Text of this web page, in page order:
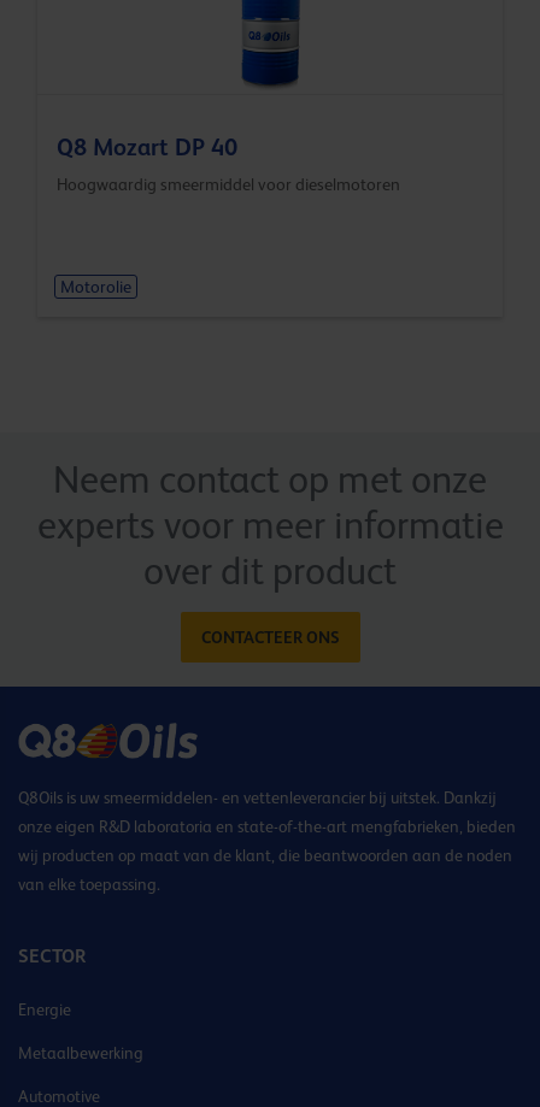
Q8 Mozart DP 40
Hoogwaardig smeermiddel voor dieselmotoren
Motorolie
Neem contact op met onze
experts voor meer informatie
over dit product
CONTACTEER ONS
Q8Oils is uw smeermiddelen- en vettenleverancier bij uitstek. Dankzij
onze eigen R&D laboratoria en state-of-the-art mengfabrieken, bieden
wij producten op maat van de klant, die beantwoorden aan de noden
van elke toepassing.
SECTOR
Energie
Metaalbewerking
Automotive